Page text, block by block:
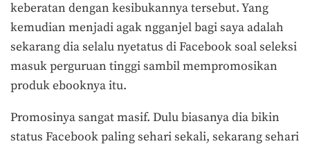
keberatan dengan kesibukannya tersebut. Yang
kemudian menjadi agak ngganjel bagi saya adalah
sekarang dia selalu nyetatus di Facebook soal seleksi
masuk perguruan tinggi sambil mempromosikan
produk ebooknya itu.
Promosinya sangat masif. Dulu biasanya dia bikin
status Facebook paling sehari sekali, sekarang sehari